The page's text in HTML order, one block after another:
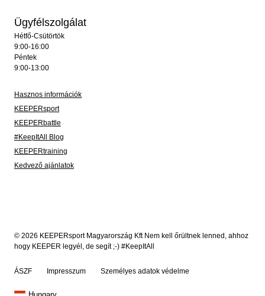
Ügyfélszolgálat
Hétfő-Csütörtök
9:00-16:00
Péntek
9:00-13:00
Hasznos információk
KEEPERsport
KEEPERbattle
#KeepItAll Blog
KEEPERtraining
Kedvező ajánlatok
© 2026 KEEPERsport Magyarország Kft Nem kell őrültnek lenned, ahhoz
hogy KEEPER legyél, de segít ;-) #KeepItAll
ÁSZF Impresszum Személyes adatok védelme